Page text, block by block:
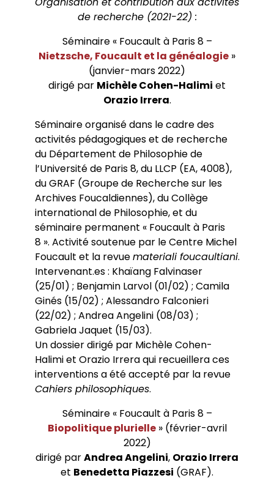
de recherche (2021-22) :
Séminaire « Foucault à Paris 8 –
Nietzsche, Foucault et la généalogie »
(janvier-mars 2022)
dirigé par Michèle Cohen-Halimi et
Orazio Irrera.
Séminaire organisé dans le cadre des
activités pédagogiques et de recherche
du Département de Philosophie de
l’Université de Paris 8, du LLCP (EA, 4008),
du GRAF (Groupe de Recherche sur les
Archives Foucaldiennes), du Collège
international de Philosophie, et du
séminaire permanent « Foucault à Paris
8 ». Activité soutenue par le Centre Michel
Foucault et la revuemateriali foucaultiani.
Intervenant.es : Khaïang Falvinaser
(25/01) ; Benjamin Larvol (01/02) ; Camila
Ginés (15/02) ; Alessandro Falconieri
(22/02) ; Andrea Angelini (08/03) ;
Gabriela Jaquet (15/03).
Un dossier dirigé par Michèle Cohen-
Halimi et Orazio Irrera qui recueillera ces
interventions a été accepté par la revue
Cahiers philosophiques.
Séminaire « Foucault à Paris 8 –
Biopolitique plurielle» (février-avril
2022)
dirigé parAndrea Angelini, Orazio Irrera
et Benedetta Piazzesi (GRAF).